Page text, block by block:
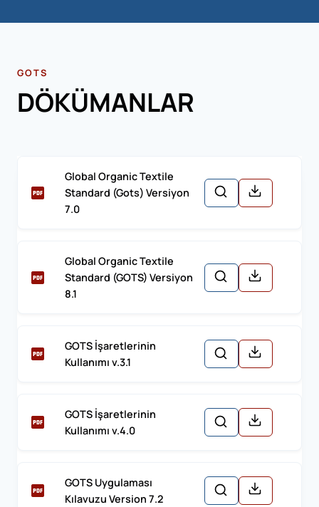
GOTS
DÖKÜMANLAR
Global Organic Textile
Standard (Gots) Versiyon
7.0
Global Organic Textile
Standard (GOTS) Versiyon
8.1
GOTS İşaretlerinin
Kullanımı v.3.1
GOTS İşaretlerinin
Kullanımı v.4.0
GOTS Uygulaması
Kılavuzu Version 7.2